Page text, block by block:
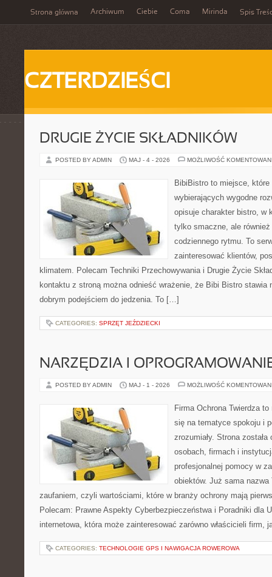
Strona główna Archiwum Ciebie Coma Mirinda Spis
CZTERDZIEŚCI
DRUGIE ŻYCIE SKŁADNIKÓW
POSTED BY ADMIN MAJ - 4 - 2026 MOŻLIWOŚĆ
BibiBistro to miejsce,
wybierających wygodne
opisuje charakter bistro, w
tylko smaczne, ale również
codziennego rytmu. To
zainteresować klientów,
klimatem. Polecam Techniki Przechowywania i Drugie Życie
kontaktu z stroną można odnieść wrażenie, że Bibi Bistro stawia
dobrym podejściem do jedzenia. To […]
CATEGORIES: SPRZĘT JEŹDZIECKI
NARZĘDZIA I
POSTED BY ADMIN MAJ - 1 - 2026 MOŻLIWOŚĆ
Firma Ochrona Twierdza
się na tematyce spokoju i
zrozumiały. Strona
osobach, firmach i
profesjonalnej pomocy w
obiektów. Już sama
zaufaniem, czyli wartościami, które w branży ochrony mają
Polecam: Prawne Aspekty Cyberbezpieczeństwa i Poradniki dla
internetowa, która może zainteresować zarówno właścicieli firm,
CATEGORIES: TECHNOLOGIE GPS I NAWIGACJA ROWEROWA